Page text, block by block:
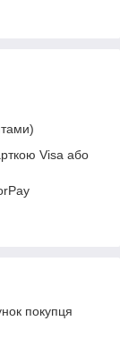
Visa або
покупця